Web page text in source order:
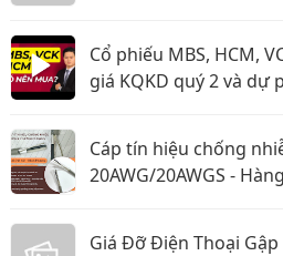
Cổ phiếu MBS, HCM,
giá KQKD quý 2 và dự
Cáp tín hiệu chống
20AWG/20AWGS -
Giá Đỡ Điện Thoại